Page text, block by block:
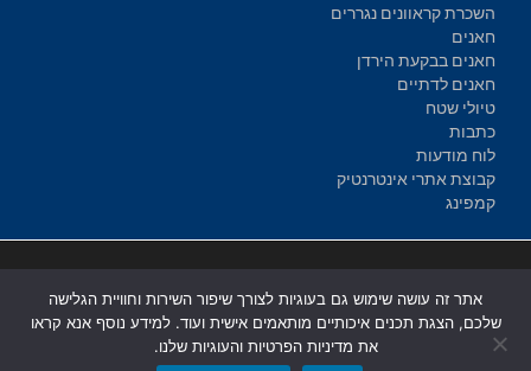
השכרת קראוונים נגררים
חאנים
חאנים בבקעת הירדן
חאנים לדתיים
טיולי שטח
כתבות
לוח מודעות
קבוצת אתרי אינטרנטיק
קמפינג
אתרים בבאר שבע|
אתר זה עושה שימוש גם בעוגיות לצורך שיפור השירות וחוויית הגלישה
שלכם, הצגת תכנים איכותיים מותאמים אישית ועוד. למידע נוסף אנא קראו
את מדיניות הפרטיות והעוגיות שלנו.